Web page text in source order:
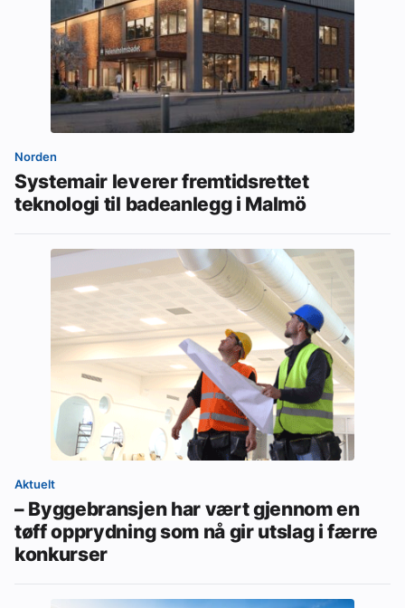
Norden
Systemair leverer fremtidsrettet
teknologi til badeanlegg i Malmö
Aktuelt
– Byggebransjen har vært gjennom en
tøff opprydning som nå gir utslag i færre
konkurser